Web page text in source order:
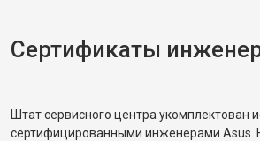
Сертификаты
Штат сервисного центра укомплектован
сертифицированными инженерами Asus.